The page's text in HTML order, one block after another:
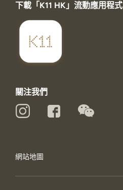
下載「K11 HK」流動應用程式
關注我們
網站地圖